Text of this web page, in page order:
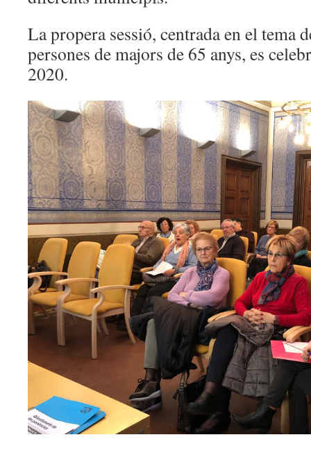
La propera sessió, centrada en el tema
persones de majors de 65 anys, es
2020.